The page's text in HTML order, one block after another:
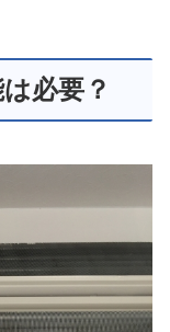
必要？